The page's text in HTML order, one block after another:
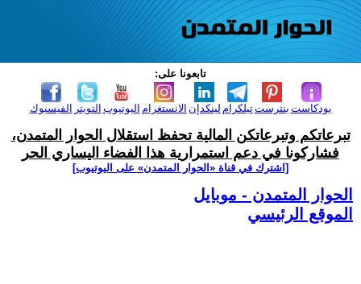
تابعونا على:
الفيسبوك التويتر اليوتيوب الانستغرام لينكدإن تيلكرامبنترست بودكاست
تبرعاتكم وتبرعاتكن المالية تحفظ استقلال الحوار المتمدن،
فشاركونا في دعم استمرارية هذا الفضاء اليساري الحر
[اشترك في قناة ‫«الحوار المتمدن» على اليوتيوب]
الحوار المتمدن - موبايل
الموقع الرئيسي